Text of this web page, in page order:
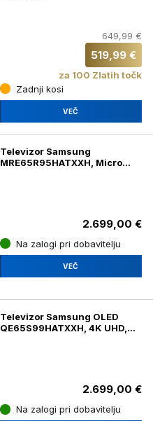
649,99 €
519,99 €
za 100 Zlatih točk
Zadnji kosi
VEČ
Televizor Samsung
MRE65R95HATXXH, Micro
2.699,00 €
Na zalogi pri dobavitelju
VEČ
Televizor Samsung OLED
QE65S99HATXXH, 4K UHD,
2.699,00 €
Na zalogi pri dobavitelju